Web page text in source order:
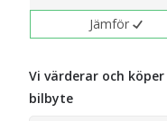
Jämför
Vi värderar och
bilbyte